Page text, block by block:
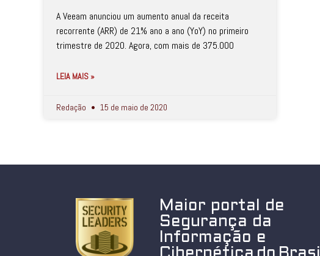
A Veeam anunciou um aumento anual da receita
recorrente (ARR) de 21% ano a ano (YoY) no primeiro
trimestre de 2020. Agora, com mais de 375.000
LEIA MAIS »
Redação 15 de maio de 2020
Maior portal de
Segurança da
Informação e